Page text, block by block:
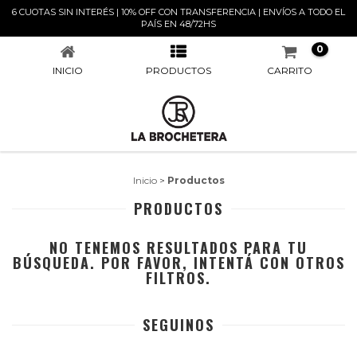
6 CUOTAS SIN INTERÉS | 10% OFF CON TRANSFERENCIA | ENVÍOS A TODO EL
PAÍS EN 48/72HS
PRODUCTOS
INICIO PRODUCTOS CARRITO
0
Inicio > Productos
PRODUCTOS
NO TENEMOS RESULTADOS PARA TU
BÚSQUEDA. POR FAVOR, INTENTÁ CON OTROS
FILTROS.
SEGUINOS